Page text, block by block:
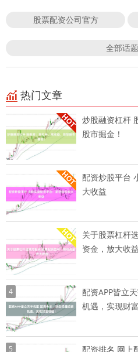
股票配资公司官方
全部话
热门文章
炒股融资杠杆
股市掘金！
配资炒股平台
大收益
关于股票杠杆
资金，放大收
4
配资APP皆立
机遇，实现财富
5 配资排名 网上